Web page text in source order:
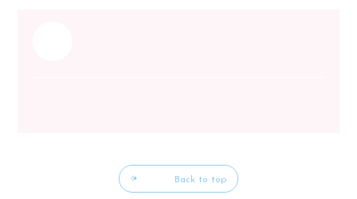
Back to top